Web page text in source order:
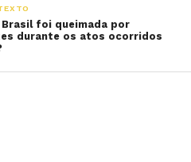
Brasil foi queimada por
durante os atos ocorridos